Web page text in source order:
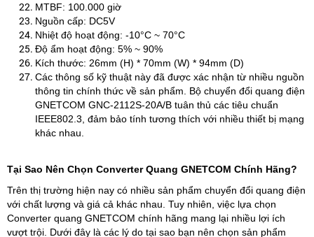
MTBF: 100.000 giờ
Nguồn cấp: DC5V
Nhiệt độ hoạt động: -10°C ~ 70°C
Độ ẩm hoạt động: 5% ~ 90%
Kích thước: 26mm (H) * 70mm (W) * 94mm (D)
Các thông số kỹ thuật này đã được xác nhận từ nhiều nguồn
thông tin chính thức về sản phẩm. Bộ chuyển đổi quang điện
GNETCOM GNC-2112S-20A/B tuân thủ các tiêu chuẩn
IEEE802.3, đảm bảo tính tương thích với nhiều thiết bị mạng
khác nhau.
Tại Sao Nên Chọn Converter Quang GNETCOM Chính Hãng?
Trên thị trường hiện nay có nhiều sản phẩm chuyển đổi quang điện
với chất lượng và giá cả khác nhau. Tuy nhiên, việc lựa chọn
Converter quang GNETCOM chính hãng mang lại nhiều lợi ích
vượt trội. Dưới đây là các lý do tại sao bạn nên chọn sản phẩm